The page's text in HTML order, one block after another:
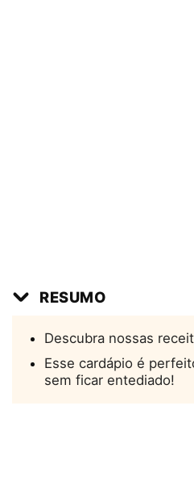
RESUMO
Descubra nossas
Esse cardápio é
sem ficar entediado!